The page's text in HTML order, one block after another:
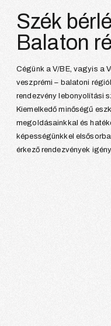
Szék
Balaton
Cégünk a V/BE, vagyis a
veszprémi – balatoni
rendezvény lebonyolítási
Kiemelkedő minőségű
megoldásainkkal és
képességünkkel
érkező rendezvények